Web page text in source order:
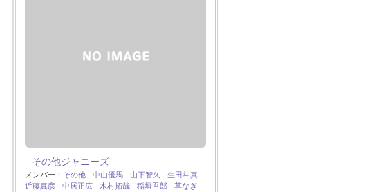
その他ジャニーズ
メンバー： その他 中山優馬 山下智久
生田斗真
近藤真彦
中居正広 木村拓哉 稲垣吾郎
草なぎ